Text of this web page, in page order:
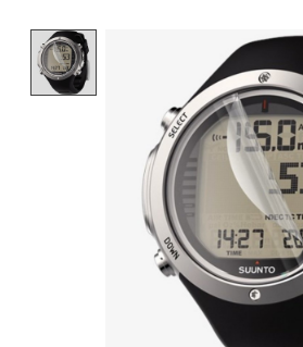
Product image